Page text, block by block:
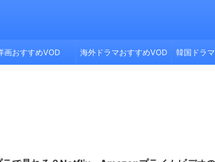
画おすすめVOD 海外ドラマおすすめVOD 韓国ドラ